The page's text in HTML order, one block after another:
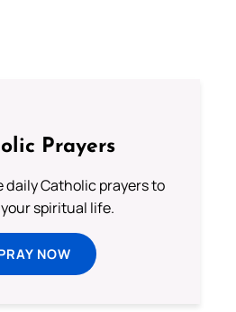
Prayers
daily Catholic prayers to
spiritual life.
NOW